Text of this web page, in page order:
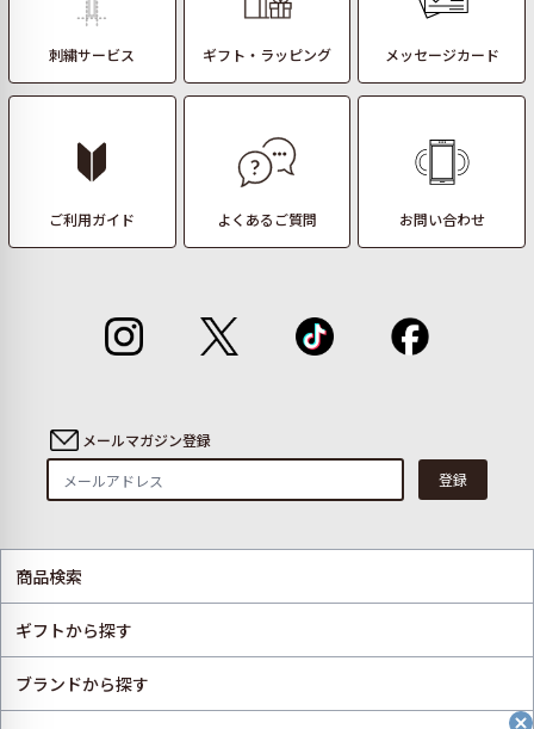
刺繍サービス ギフト・ラッピング メッセージカード
ご利用ガイド よくあるご質問 お問い合わせ
メールマガジン登録
登録
商品検索
ギフトから探す
ブランドから探す